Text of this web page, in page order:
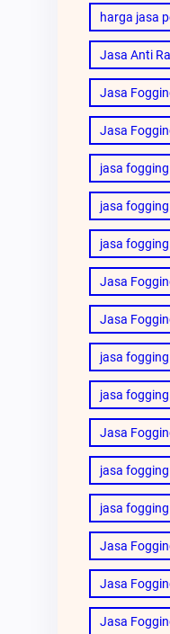
harga jasa
Jasa Anti
Jasa
Jasa
jasa
jasa
jasa
Jasa
Jasa
jasa
jasa
Jasa
jasa
jasa
Jasa
Jasa
Jasa